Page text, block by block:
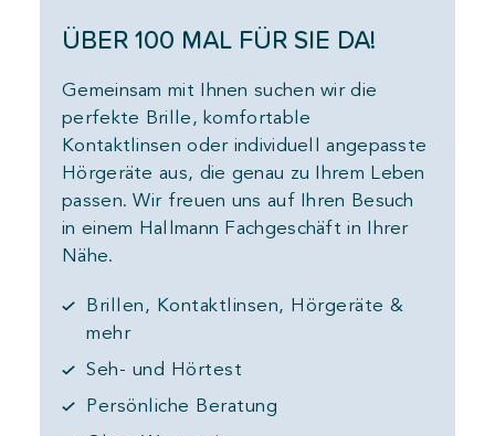
ÜBER 100 MAL FÜR SIE DA!
Gemeinsam mit Ihnen suchen wir die
perfekte Brille, komfortable
Kontaktlinsen oder individuell angepasste
Hörgeräte aus, die genau zu Ihrem Leben
passen. Wir freuen uns auf Ihren Besuch
in einem Hallmann Fachgeschäft in Ihrer
Nähe.
Brillen, Kontaktlinsen, Hörgeräte &
mehr
Seh- und Hörtest
Persönliche Beratung